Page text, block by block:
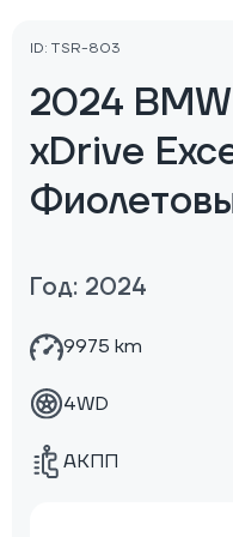
ID: TSR-803
2024
xDrive
Год: 2024
9975 km
4WD
АКПП